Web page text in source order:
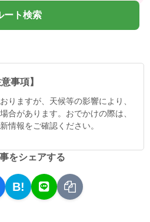
ート検索
事項】
りますが、天候等の影響により、
合があります。おでかけの際は、
情報をご確認ください。
をシェアする
B!